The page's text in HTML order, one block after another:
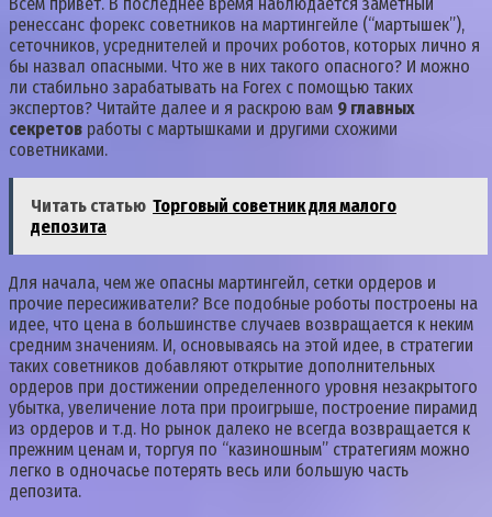
ренессанс форекс советников на мартингейле (“мартышек”),
сеточников, усреднителей и прочих роботов, которых лично я
бы назвал опасными. Что же в них такого опасного? И можно
ли стабильно зарабатывать на Forex с помощью таких
экспертов? Читайте далее и я раскрою вам 9 главных
секретов работы с мартышками и другими схожими
советниками.
Читать статью Торговый советник для малого
депозита
Для начала, чем же опасны мартингейл, сетки ордеров и
прочие пересиживатели? Все подобные роботы построены на
идее, что цена в большинстве случаев возвращается к неким
средним значениям. И, основываясь на этой идее, в стратегии
таких советников добавляют открытие дополнительных
ордеров при достижении определенного уровня незакрытого
убытка, увеличение лота при проигрыше, построение пирамид
из ордеров и т.д. Но рынок далеко не всегда возвращается к
прежним ценам и, торгуя по “казиношным” стратегиям можно
легко в одночасье потерять весь или большую часть
депозита.